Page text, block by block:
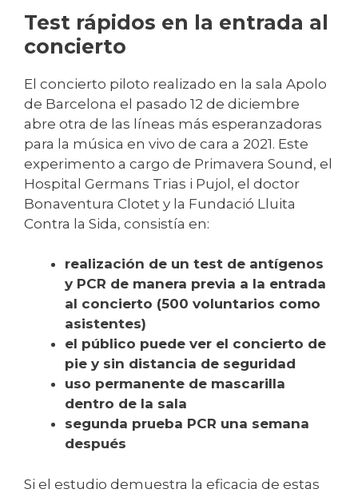
Test rápidos en la entrada al
concierto
El concierto piloto realizado en la sala Apolo
de Barcelona el pasado 12 de diciembre
abre otra de las líneas más esperanzadoras
para la música en vivo de cara a 2021. Este
experimento a cargo de Primavera Sound, el
Hospital Germans Trias i Pujol, el doctor
Bonaventura Clotet y la Fundació Lluita
Contra la Sida, consistía en:
realización de un test de antígenos
y PCR de manera previa a la entrada
al concierto (500 voluntarios como
asistentes)
el público puede ver el concierto de
pie y sin distancia de seguridad
uso permanente de mascarilla
dentro de la sala
segunda prueba PCR una semana
después
Si el estudio demuestra la eficacia de estas